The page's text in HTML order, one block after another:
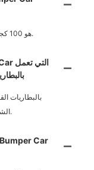
الحد الأقصى لوزن سيارة Ufo Bumper Car هو 100 كجم.
الشحن، مما يجعلها مريحة وفعالة من حيث التكلفة.